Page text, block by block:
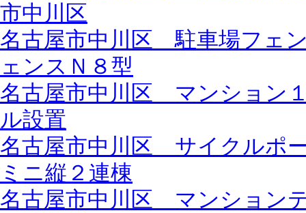
市中川区
名古屋市中川区 駐車場フェ
ェンスＮ８型
名古屋市中川区 マンション
ル設置
名古屋市中川区 サイクルポ
ミニ縦２連棟
名古屋市中川区 マンション